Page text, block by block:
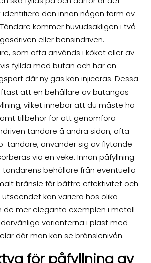
den innan någon form av
kommer huvudsakligen i två
eller bensindriven.
som ofta används i köket eller av
fyllda med butan och har en
där ny gas kan injiceras. Dessa
att en behållare av butangas
vilket innebär att du måste ha
tillbehör för att genomföra
tändare å andra sidan, ofta
tändare, använder sig av flytande
via en veke. Innan påfyllning
behållare från eventuella
bränsle för bättre effektivitet och
kan variera hos olika
de mer eleganta exemplen i metall
varianterna i plast med
där man kan se bränslenivån.